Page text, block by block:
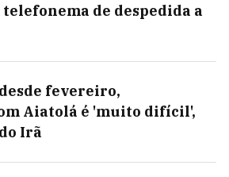
de despedida a
fevereiro,
Aiatolá é 'muito difícil',
Irã